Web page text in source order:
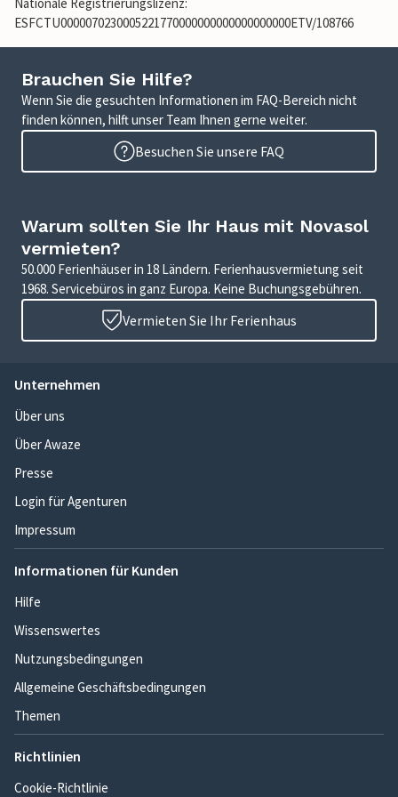
ESFCTU0000070230005221770000000000000000000ETV/108766
Brauchen Sie Hilfe?
Wenn Sie die gesuchten Informationen im FAQ-Bereich nicht
finden können, hilft unser Team Ihnen gerne weiter.
Besuchen Sie unsere FAQ
Warum sollten Sie Ihr Haus mit Novasol
vermieten?
50.000 Ferienhäuser in 18 Ländern. Ferienhausvermietung seit
1968. Servicebüros in ganz Europa. Keine Buchungsgebühren.
Vermieten Sie Ihr Ferienhaus
Unternehmen
Über uns
Über Awaze
Presse
Login für Agenturen
Impressum
Informationen für Kunden
Hilfe
Wissenswertes
Nutzungsbedingungen
Allgemeine Geschäftsbedingungen
Themen
Richtlinien
Cookie-Richtlinie